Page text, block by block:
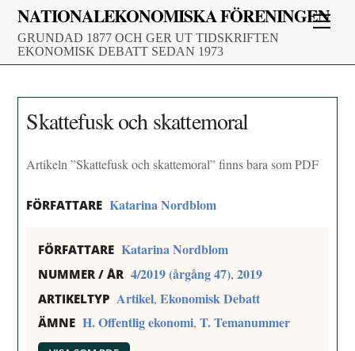
Skip
content
NATIONALEKONOMISKA FÖRENINGEN
GRUNDAD 1877 OCH GER UT TIDSKRIFTEN
EKONOMISK DEBATT SEDAN 1973
Skattefusk och skattemoral
Artikeln ”Skattefusk och skattemoral” finns bara som PDF
FÖRFATTARE Katarina Nordblom
FÖRFATTARE Katarina Nordblom
NUMMER / ÅR 4/2019 (årgång 47),2019
ARTIKELTYP Artikel,Ekonomisk Debatt
ÄMNE H. Offentlig ekonomi,T. Temanummer